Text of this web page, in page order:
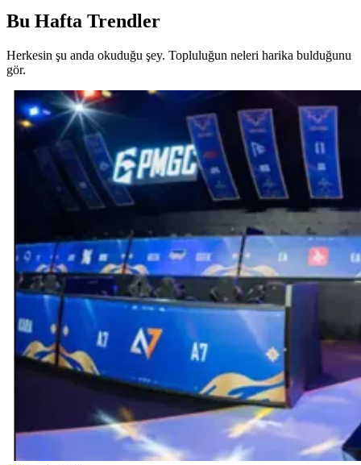
Bu Hafta Trendler
Herkesin şu anda okuduğu şey. Topluluğun neleri harika bulduğunu
gör.